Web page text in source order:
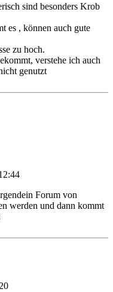
sind besonders Krob
es , können auch gute
zu hoch.
verstehe ich auch
genutzt
Forum von
werden und dann kommt